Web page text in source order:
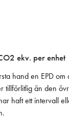
ekv. per enhet
hand en EPD
tillförlitlig än den
haft ett intervall